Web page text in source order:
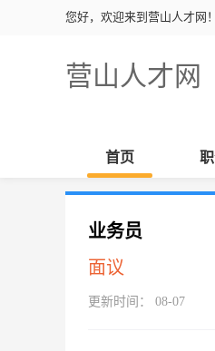
您好，欢迎来到营山人才网！
营山人才网
首页
业务员
面议
更新时间： 08-07